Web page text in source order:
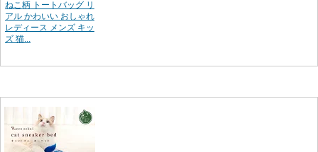
ねこ柄 トートバッグ リ
アル かわいい おしゃれ
レディース メンズ キッ
ズ 猫...